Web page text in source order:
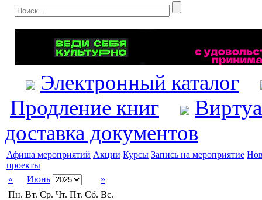
Электронный каталог
Продление книг
доставка документов
Афиша мероприятий Акции Курсы Запись на мероприятие
проекты
«
Июнь
»
Пн. Вт. Ср. Чт. Пт. Сб. Вс.